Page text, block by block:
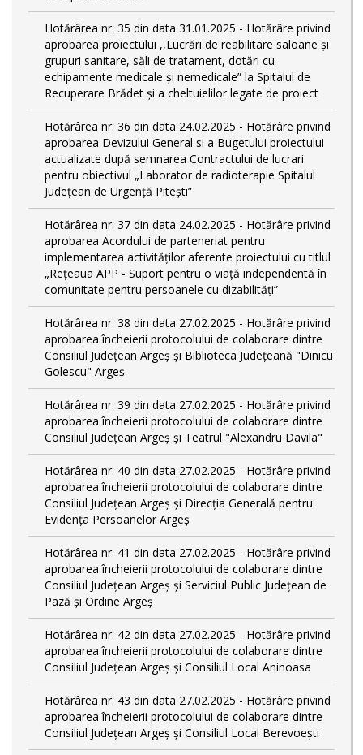
Hotărârea nr. 35 din data 31.01.2025 - Hotărâre privind
aprobarea proiectului ,,Lucrări de reabilitare saloane și
grupuri sanitare, săli de tratament, dotări cu
echipamente medicale și nemedicale” la Spitalul de
Recuperare Brădet și a cheltuielilor legate de proiect
Hotărârea nr. 36 din data 24.02.2025 - Hotărâre privind
aprobarea Devizului General si a Bugetului proiectului
actualizate după semnarea Contractului de lucrari
pentru obiectivul „Laborator de radioterapie Spitalul
Județean de Urgență Pitești”
Hotărârea nr. 37 din data 24.02.2025 - Hotărâre privind
aprobarea Acordului de parteneriat pentru
implementarea activităţilor aferente proiectului cu titlul
„Rețeaua APP - Suport pentru o viață independentă în
comunitate pentru persoanele cu dizabilități”
Hotărârea nr. 38 din data 27.02.2025 - Hotărâre privind
aprobarea încheierii protocolului de colaborare dintre
Consiliul Județean Argeș și Biblioteca Județeană "Dinicu
Golescu" Argeș
Hotărârea nr. 39 din data 27.02.2025 - Hotărâre privind
aprobarea încheierii protocolului de colaborare dintre
Consiliul Județean Argeș și Teatrul "Alexandru Davila"
Hotărârea nr. 40 din data 27.02.2025 - Hotărâre privind
aprobarea încheierii protocolului de colaborare dintre
Consiliul Județean Argeș și Direcția Generală pentru
Evidența Persoanelor Argeș
Hotărârea nr. 41 din data 27.02.2025 - Hotărâre privind
aprobarea încheierii protocolului de colaborare dintre
Consiliul Județean Argeș și Serviciul Public Județean de
Pază și Ordine Argeș
Hotărârea nr. 42 din data 27.02.2025 - Hotărâre privind
aprobarea încheierii protocolului de colaborare dintre
Consiliul Județean Argeș și Consiliul Local Aninoasa
Hotărârea nr. 43 din data 27.02.2025 - Hotărâre privind
aprobarea încheierii protocolului de colaborare dintre
Consiliul Județean Argeș și Consiliul Local Berevoești